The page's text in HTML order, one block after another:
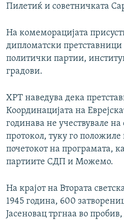
Пилетиќ и советничката
На комеморацијата
дипломатски
политички партии,
градови.
ХРТ наведува дека
Координацијата на
годинава не учествувале
протокол, туку го положиле
почетокот на програмата,
партиите СДП и Можемо.
На крајот на Втората
1945 година, 600
Јасеновац тргнаа во